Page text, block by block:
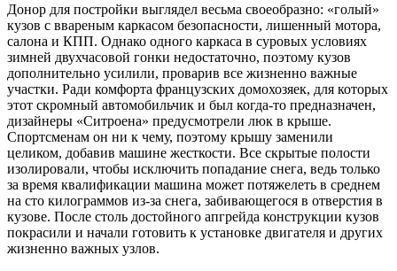
Донор для постройки выглядел весьма своеобразно: «голый»
кузов с ввареным каркасом безопасности, лишенный мотора,
салона и КПП. Однако одного каркаса в суровых условиях
зимней двухчасовой гонки недостаточно, поэтому кузов
дополнительно усилили, проварив все жизненно важные
участки. Ради комфорта французских домохозяек, для которых
этот скромный автомобильчик и был когда-то предназначен,
дизайнеры «Ситроена» предусмотрели люк в крыше.
Спортсменам он ни к чему, поэтому крышу заменили
целиком, добавив машине жесткости. Все скрытые полости
изолировали, чтобы исключить попадание снега, ведь только
за время квалификации машина может потяжелеть в среднем
на сто килограммов из-за снега, забивающегося в отверстия в
кузове. После столь достойного апгрейда конструкции кузов
покрасили и начали готовить к установке двигателя и других
жизненно важных узлов.